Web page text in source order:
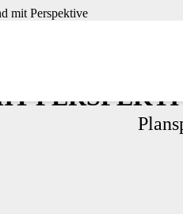
mit Perspektive